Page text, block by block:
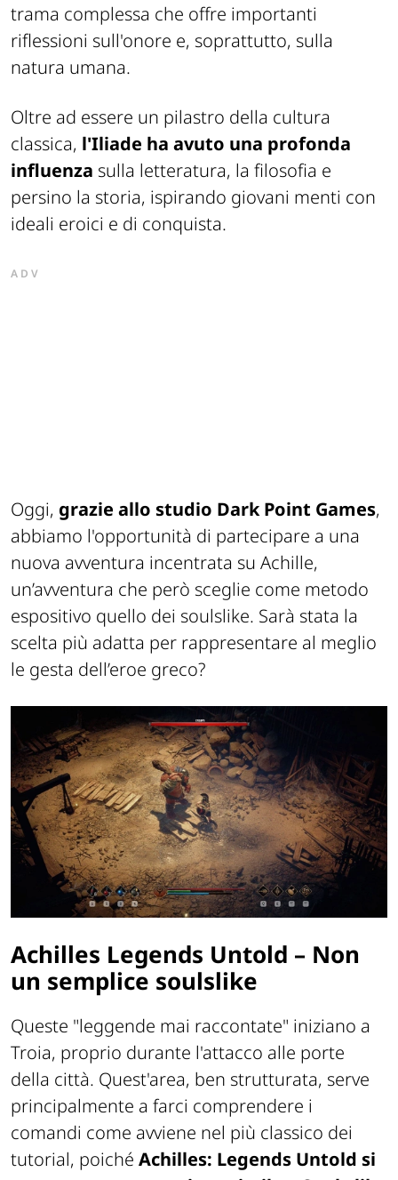
trama complessa che offre importanti
riflessioni sull'onore e, soprattutto, sulla
natura umana.
Oltre ad essere un pilastro della cultura
classica, l'Iliade ha avuto una profonda
influenza sulla letteratura, la filosofia e
persino la storia, ispirando giovani menti con
ideali eroici e di conquista.
ADV
Oggi, grazie allo studio Dark Point Games,
abbiamo l'opportunità di partecipare a una
nuova avventura incentrata su Achille,
un’avventura che però sceglie come metodo
espositivo quello dei soulslike. Sarà stata la
scelta più adatta per rappresentare al meglio
le gesta dell’eroe greco?
Achilles Legends Untold – Non
un semplice soulslike
Queste "leggende mai raccontate" iniziano a
Troia, proprio durante l'attacco alle porte
della città. Quest'area, ben strutturata, serve
principalmente a farci comprendere i
comandi come avviene nel più classico dei
tutorial, poiché Achilles: Legends Untold si